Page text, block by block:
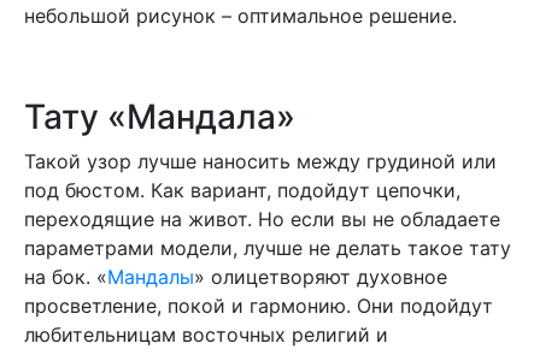
небольшой рисунок – оптимальное решение.
Тату «Мандала»
Такой узор лучше наносить между грудиной или
под бюстом. Как вариант, подойдут цепочки,
переходящие на живот. Но если вы не обладаете
параметрами модели, лучше не делать такое тату
на бок. «Мандалы» олицетворяют духовное
просветление, покой и гармонию. Они подойдут
любительницам восточных религий и